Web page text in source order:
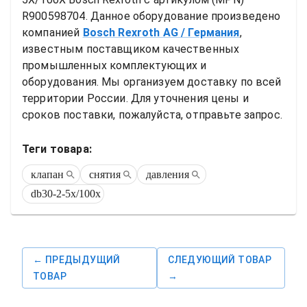
R900598704. Данное оборудование произведено
компанией Bosch Rexroth AG / Германия,
известным поставщиком качественных
промышленных комплектующих и
оборудования. Мы организуем доставку по всей
территории России. Для уточнения цены и
сроков поставки, пожалуйста, отправьте запрос.
Теги товара:
клапан снятия
давления
db30-2-5x/100x
← ПРЕДЫДУЩИЙ
ТОВАР
СЛЕДУЮЩИЙ ТОВАР
→